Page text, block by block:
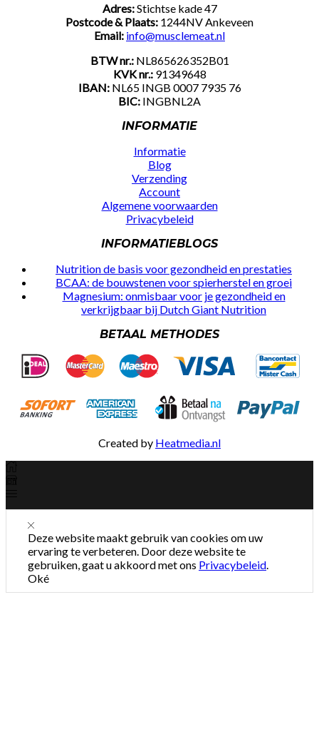
Adres:Stichtse kade 47
Postcode & Plaats: 1244NV Ankeveen
Email: info@musclemeat.nl
BTW nr.:NL865626352B01
KVK nr.:91349648
IBAN:NL65 INGB 0007 7935 76
BIC: INGBNL2A
INFORMATIE
Informatie
Blog
Verzending
Account
Algemene voorwaarden
Privacybeleid
INFORMATIEBLOGS
Nutrition de basis voor gezondheid en prestaties
BCAA: de bouwstenen voor spierherstel en groei
Magnesium: onmisbaar voor je gezondheid en
verkrijgbaar bij Dutch Giant Nutrition
BETAAL METHODES
Created by Heatmedia.nl
Deze website maakt gebruik van cookies om uw
ervaring te verbeteren. Door deze website te
gebruiken, gaat u akkoord met ons Privacybeleid
Oké